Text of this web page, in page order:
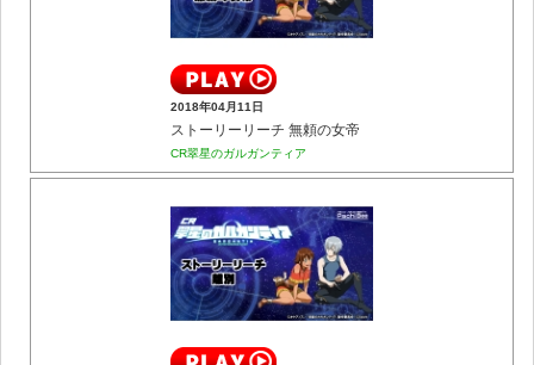
2018年04月11日
ストーリーリーチ 無頼の女帝
CR翠星のガルガンティア